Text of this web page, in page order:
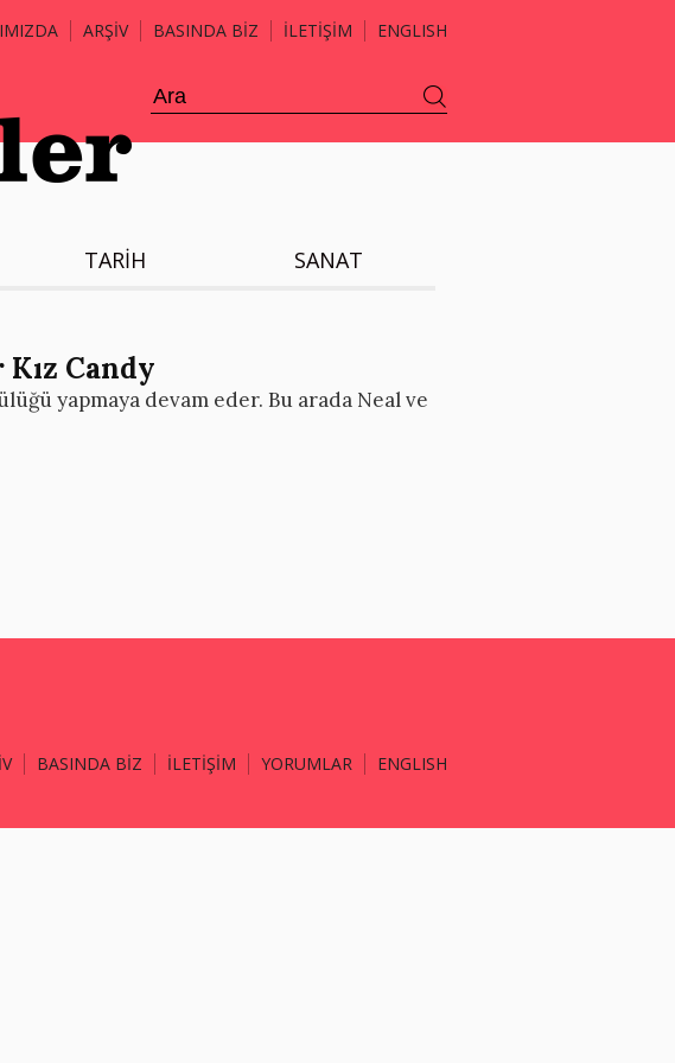
ARŞİV BASINDA BİZ İLETİŞİM ENGLISH
TARİH SANAT
Kız Candy
yapmaya devam eder. Bu arada Neal ve
BASINDA BİZ İLETİŞİM YORUMLAR ENGLISH